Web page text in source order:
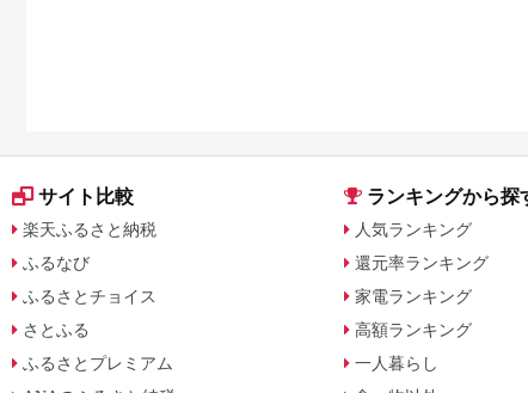
サイト比較
楽天ふるさと納税
ふるなび
ふるさとチョイス
さとふる
ふるさとプレミアム
ランキングから探
人気ランキング
還元率ランキング
家電ランキング
高額ランキング
一人暮らし